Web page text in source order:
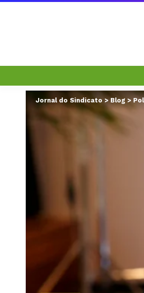
Jornal do Sindicato >Blog >